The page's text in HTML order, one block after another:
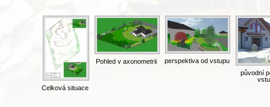
Celková situace
Pohled v axonometrii
perspektiva od vstupu
původní